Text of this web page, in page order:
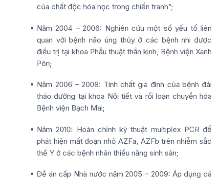
của chất độc hóa học trong chiến tranh”;
Năm 2004 – 2006: Nghiên cứu một số yếu tố liên
quan với bệnh não úng thủy ở các bệnh nhi được
điều trị tại khoa Phẫu thuật thần kinh, Bệnh viện Xanh
Pôn;
Năm 2006 – 2008: Tính chất gia đình của bệnh đái
tháo đường tại khoa Nội tiết và rối loạn chuyển hóa
Bệnh viện Bạch Mai;
Năm 2010: Hoàn chỉnh kỹ thuật multiplex PCR để
phát hiện mất đoạn nhỏ AZFa, AZFb trên nhiễm sắc
thể Y ở các bệnh nhân thiểu năng sinh sản;
Đề án cấp Nhà nước năm 2005 – 2009: Áp dụng cá